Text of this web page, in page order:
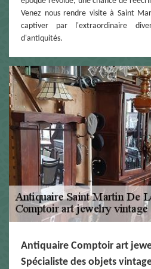
Venez nous rendre visite à Saint
captiver par l'extraordinaire
d'antiquités.
Antiquaire Comptoir art
Spécialiste des objets